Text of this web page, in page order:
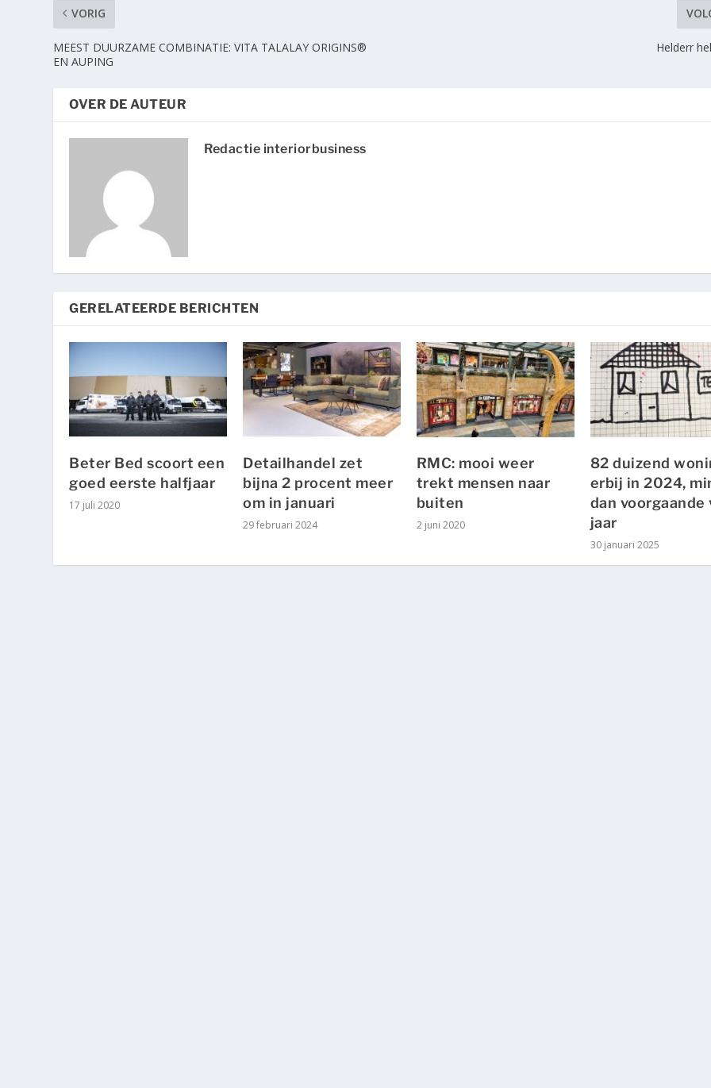
VORIG
MEEST DUURZAME COMBINATIE: VITA TALALAY ORIGINS®
EN AUPING
Helderr
OVER DE AUTEUR
Redactie interiorbusiness
GERELATEERDE BERICHTEN
Beter Bed scoort een
goed eerste halfjaar
17 juli 2020
Detailhandel zet
bijna 2 procent meer
om in januari
29 februari 2024
RMC: mooi weer
trekt mensen naar
buiten
2 juni 2020
82 duizend
erbij in 2024,
dan voorgaande
jaar
30 januari 2025